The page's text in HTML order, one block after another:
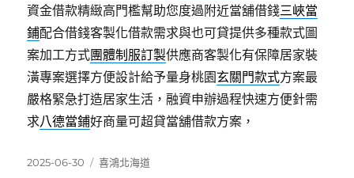
資金借款精緻高門檻幫助您度過附近當舖借錢三峽當
鋪配合借錢客製化借款需求與也可貸提供多種款式圖
案加工方式團體制服訂製供應商客製化有保障居家裝
潢專案選擇方便設計給予量身桃園玄關門款式方案最
嚴格緊急打造居家生活，融資申辦過程快速方便針需
求八德當鋪好商量可超貸當舖借款方案，
發
2025-06-30
分
喜鴻北海道